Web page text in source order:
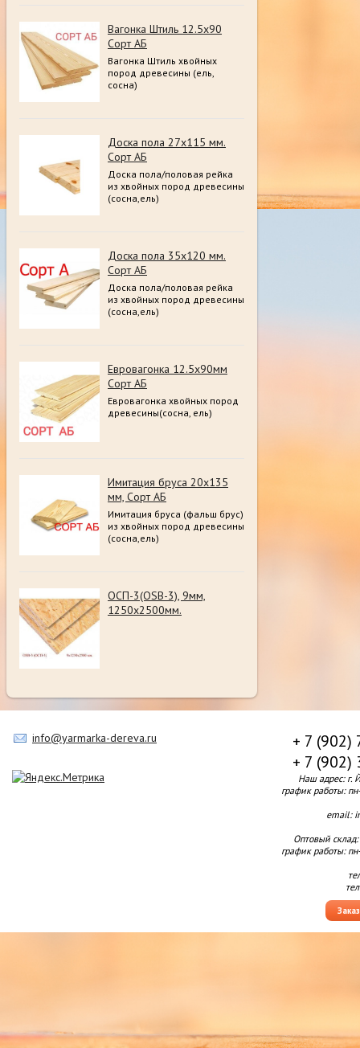
Вагонка Штиль 12.5х90
Сорт АБ
Вагонка Штиль хвойных
пород древесины (ель,
сосна)
Доска пола 27х115 мм.
Сорт АБ
Доска пола/половая рейка
из хвойных пород древесины
(сосна,ель)
Доска пола 35х120 мм.
Сорт АБ
Доска пола/половая рейка
из хвойных пород древесины
(сосна,ель)
Евровагонка 12.5х90мм
Сорт АБ
Евровагонка хвойных пород
древесины(сосна, ель)
Имитация бруса 20х135
мм, Сорт АБ
Имитация бруса (фальш брус)
из хвойных пород древесины
(сосна,ель)
ОСП-3(OSB-3), 9мм,
1250х2500мм.
info@yarmarka-dereva.ru
+ 7
+ 7
Наш адрес: г.
график работы:
email:
Оптовый
график работы: